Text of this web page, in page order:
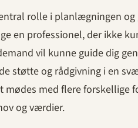
rolle i planlægningen
en professionel, der ikke
vil kunne guide dig
støtte og rådgivning i en
mødes med flere forskellige
og værdier.